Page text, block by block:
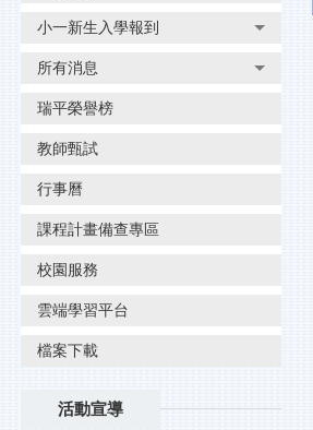
小一新生入學報到
所有消息
瑞平榮譽榜
教師甄試
行事曆
課程計畫備查專區
校園服務
雲端學習平台
檔案下載
活動宣導